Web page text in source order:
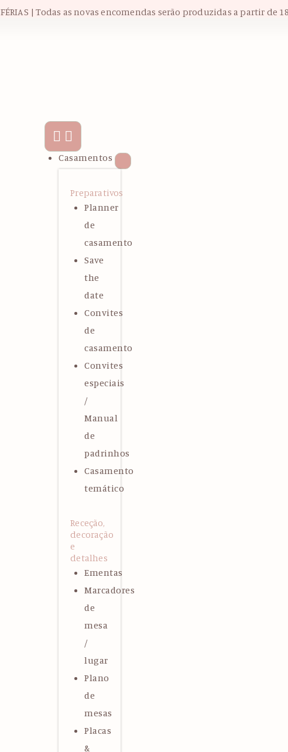
FÉRIAS | Todas as novas encomendas serão produzidas a partir de
Casamentos
Preparativos
Planner
de
casamento
Save
the
date
Convites
de
casamento
Convites
especiais
/
Manual
de
padrinhos
Casamento
temático
Receção,
decoração
e
detalhes
Ementas
Marcadores
de
mesa
/
lugar
Plano
de
mesas
Placas
&